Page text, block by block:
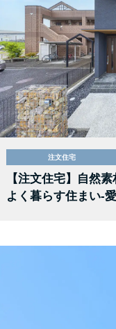
注文住宅
【注文住宅】自然
よく暮らす住まい-